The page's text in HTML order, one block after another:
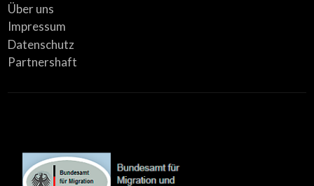
Über uns
Impressum
Datenschutz
Partnershaft